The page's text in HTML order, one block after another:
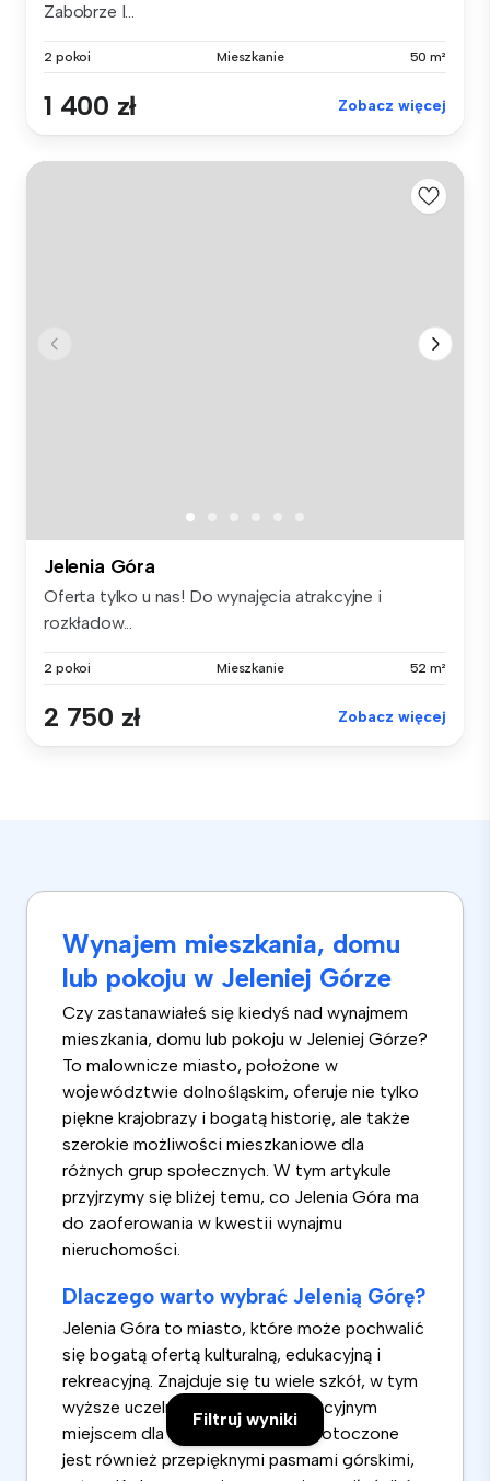
Filtruj wyniki
Zabobrze I...
2 pokoi Mieszkanie 50 m²
1 400 zł Zobacz więcej
Jelenia Góra
Oferta tylko u nas! Do wynajęcia atrakcyjne i
rozkładow...
2 pokoi Mieszkanie 52 m²
2 750 zł Zobacz więcej
Wynajem mieszkania, domu
lub pokoju w Jeleniej Górze
Czy zastanawiałeś się kiedyś nad wynajmem
mieszkania, domu lub pokoju w Jeleniej Górze?
To malownicze miasto, położone w
województwie dolnośląskim, oferuje nie tylko
piękne krajobrazy i bogatą historię, ale także
szerokie możliwości mieszkaniowe dla
różnych grup społecznych. W tym artykule
przyjrzymy się bliżej temu, co Jelenia Góra ma
do zaoferowania w kwestii wynajmu
nieruchomości.
Dlaczego warto wybrać Jelenią Górę?
Jelenia Góra to miasto, które może pochwalić
się bogatą ofertą kulturalną, edukacyjną i
rekreacyjną. Znajduje się tu wiele szkół, w tym
wyższe uczelnie, co czyni je atrakcyjnym
miejscem dla studentów. Miasto otoczone
jest również przepięknymi pasmami górskimi,